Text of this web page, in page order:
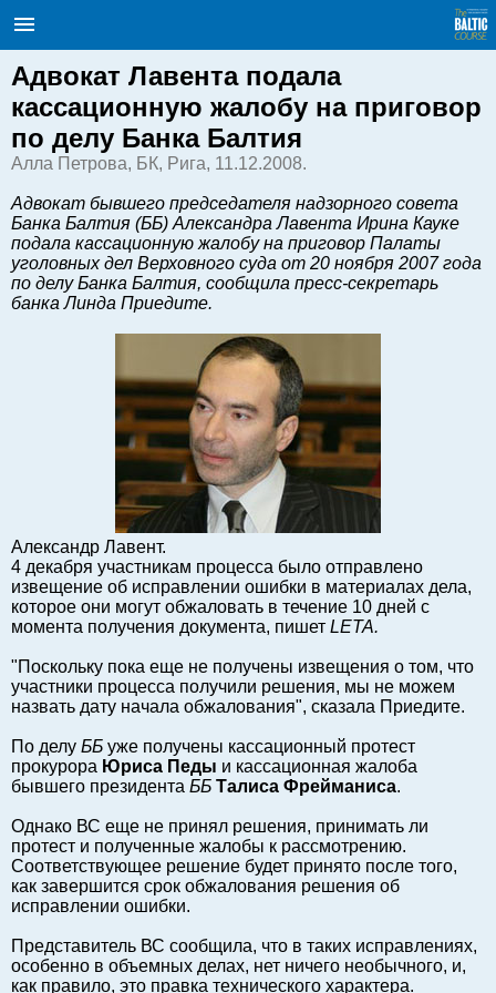
International Internet Magazine.
Baltic States news & analytics
Русский
COVID-19
Good for Business
Modern EU
Analytics
Financial Services
Markets and Companies
Tourism
Legal Counsel
EU – Baltic States
Legislation
Direct speech
Round Table
Education and Science
Forums
Book review
Archive
Tulenev’s Art Studio
Адвокат Лавента подала
кассационную жалобу на приговор
по делу Банка Балтия
Алла Петрова, БК, Рига, 11.12.2008.
Адвокат бывшего председателя надзорного совета
Банка Балтия (ББ) Александра Лавента Ирина Кауке
подала кассационную жалобу на приговор Палаты
уголовных дел Верховного суда от 20 ноября 2007 года
по делу Банка Балтия, сообщила пресс-секретарь
банка Линда Приедите.
Александр Лавент.
4 декабря участникам процесса было отправлено
извещение об исправлении ошибки в материалах дела,
которое они могут обжаловать в течение 10 дней с
момента получения документа, пишет LETA.
"Поскольку пока еще не получены извещения о том, что
участники процесса получили решения, мы не можем
назвать дату начала обжалования", сказала Приедите.
По делу ББ уже получены кассационный протест
прокурора Юриса Педы и кассационная жалоба
бывшего президента ББ Талиса Фрейманиса.
Однако ВС еще не принял решения, принимать ли
протест и полученные жалобы к рассмотрению.
Соответствующее решение будет принято после того,
как завершится срок обжалования решения об
исправлении ошибки.
Представитель ВС сообщила, что в таких исправлениях,
особенно в объемных делах, нет ничего необычного, и,
как правило, это правка технического характера.